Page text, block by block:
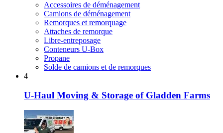
Accessoires de déménagement
Camions de déménagement
Remorques et remorquage
Attaches de remorque
Libre-entreposage
Conteneurs U-Box
Propane
Solde de camions et de remorques
4
U-Haul Moving & Storage of Gladden Farms